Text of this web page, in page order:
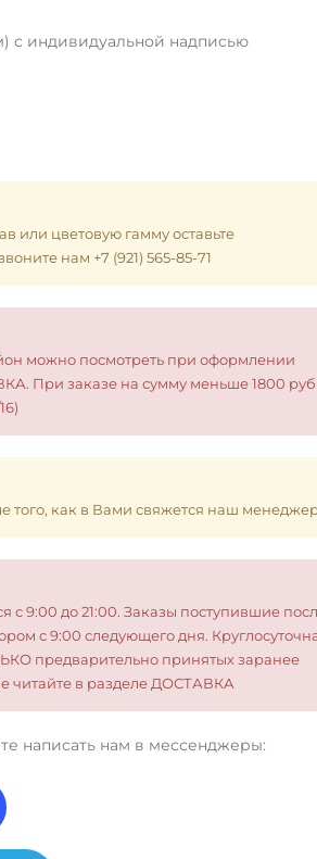
с индивидуальной надписью
или цветовую гамму оставьте
нам +7 (921) 565-85-71
можно посмотреть при оформлении
При заказе на сумму меньше 1800
того, как в Вами свяжется наш
с 9:00 до 21:00. Заказы поступившие
с 9:00 следующего дня.
предварительно принятых заранее
читайте в разделе ДОСТАВКА
написать нам в мессенджеры: